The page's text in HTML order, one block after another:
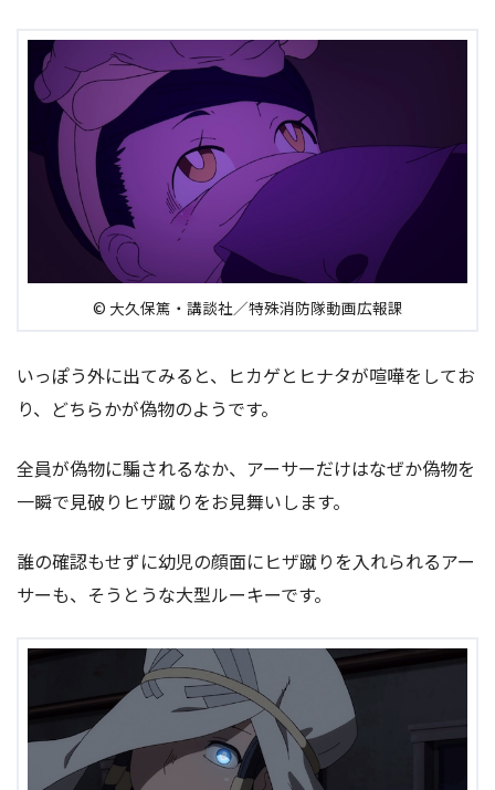
© 大久保篤・講談社／特殊消防隊動画広報課
いっぽう外に出てみると、ヒカゲとヒナタが喧嘩をしてお
り、どちらかが偽物のようです。
全員が偽物に騙されるなか、アーサーだけはなぜか偽物を
一瞬で見破りヒザ蹴りをお見舞いします。
誰の確認もせずに幼児の顔面にヒザ蹴りを入れられるアー
サーも、そうとうな大型ルーキーです。